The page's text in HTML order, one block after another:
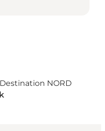
Destination NORD